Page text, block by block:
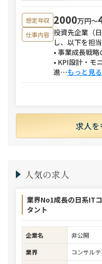
想定年収 2000万円〜
仕事内容 投資先企業（
し、以下を担当
• 事業成長戦
• KPI設計・モ
進⋯もっと見る
求人を
人気の求人
業界No1成長の日系IT
タント
企業名
非公開
業界
コンサル